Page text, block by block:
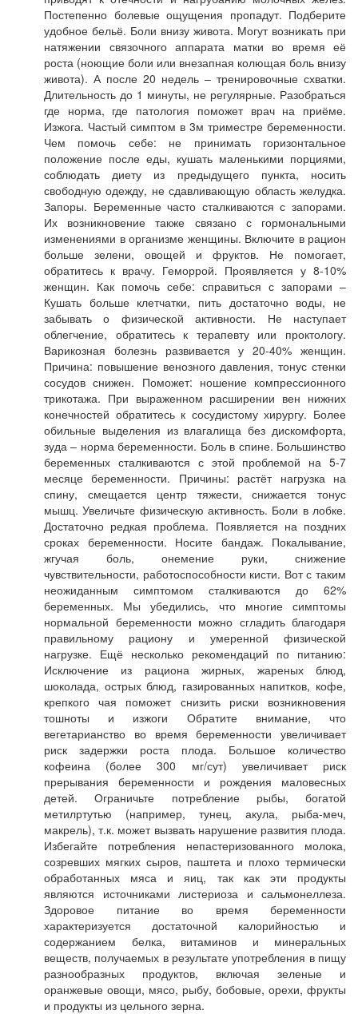
Постепенно болевые ощущения пропадут. Подберите
удобное бельё. Боли внизу живота. Могут возникать при
натяжении связочного аппарата матки во время её
роста (ноющие боли или внезапная колющая боль внизу
живота). А после 20 недель – тренировочные схватки.
Длительность до 1 минуты, не регулярные. Разобраться
где норма, где патология поможет врач на приёме.
Изжога. Частый симптом в 3м триместре беременности.
Чем помочь себе: не принимать горизонтальное
положение после еды, кушать маленькими порциями,
соблюдать диету из предыдущего пункта, носить
свободную одежду, не сдавливающую область желудка.
Запоры. Беременные часто сталкиваются с запорами.
Их возникновение также связано с гормональными
изменениями в организме женщины. Включите в рацион
больше зелени, овощей и фруктов. Не помогает,
обратитесь к врачу. Геморрой. Проявляется у 8-10%
женщин. Как помочь себе: справиться с запорами –
Кушать больше клетчатки, пить достаточно воды, не
забывать о физической активности. Не наступает
облегчение, обратитесь к терапевту или проктологу.
Варикозная болезнь развивается у 20-40% женщин.
Причина: повышение венозного давления, тонус стенки
сосудов снижен. Поможет: ношение компрессионного
трикотажа. При выраженном расширении вен нижних
конечностей обратитесь к сосудистому хирургу. Более
обильные выделения из влагалища без дискомфорта,
зуда – норма беременности. Боль в спине. Большинство
беременных сталкиваются с этой проблемой на 5-7
месяце беременности. Причины: растёт нагрузка на
спину, смещается центр тяжести, снижается тонус
мышц. Увеличьте физическую активность. Боли в лобке.
Достаточно редкая проблема. Появляется на поздних
сроках беременности. Носите бандаж. Покалывание,
жгучая боль, онемение руки, снижение
чувствительности, работоспособности кисти. Вот с таким
неожиданным симптомом сталкиваются до 62%
беременных. Мы убедились, что многие симптомы
нормальной беременности можно сгладить благодаря
правильному рациону и умеренной физической
нагрузке. Ещё несколько рекомендаций по питанию:
Исключение из рациона жирных, жареных блюд,
шоколада, острых блюд, газированных напитков, кофе,
крепкого чая поможет снизить риски возникновения
тошноты и изжоги Обратите внимание, что
вегетарианство во время беременности увеличивает
риск задержки роста плода. Большое количество
кофеина (более 300 мг/сут) увеличивает риск
прерывания беременности и рождения маловесных
детей. Ограничьте потребление рыбы, богатой
метилртутью (например, тунец, акула, рыба-меч,
макрель), т.к. может вызвать нарушение развития плода.
Избегайте потребления непастеризованного молока,
созревших мягких сыров, паштета и плохо термически
обработанных мяса и яиц, так как эти продукты
являются источниками листериоза и сальмонеллеза.
Здоровое питание во время беременности
характеризуется достаточной калорийностью и
содержанием белка, витаминов и минеральных
веществ, получаемых в результате употребления в пищу
разнообразных продуктов, включая зеленые и
оранжевые овощи, мясо, рыбу, бобовые, орехи, фрукты
и продукты из цельного зерна.